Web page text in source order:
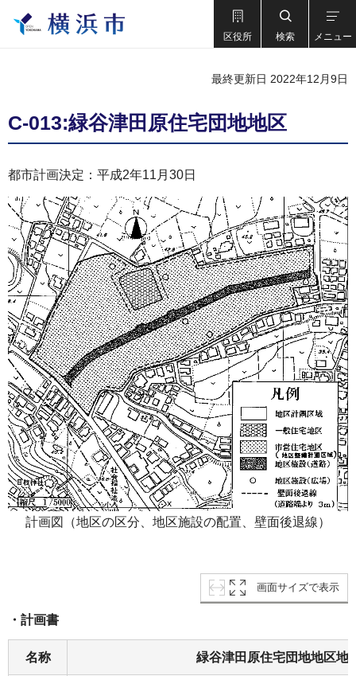
区役所 検索 メニュー
最終更新日 2022年12月9日
C-013:緑谷津田原住宅団地地区
都市計画決定：平成2年11月30日
計画図（地区の区分、地区施設の配置、壁面後退線）
画面サイズで表示
・計画書
名称 緑谷津田原住宅団地地区地